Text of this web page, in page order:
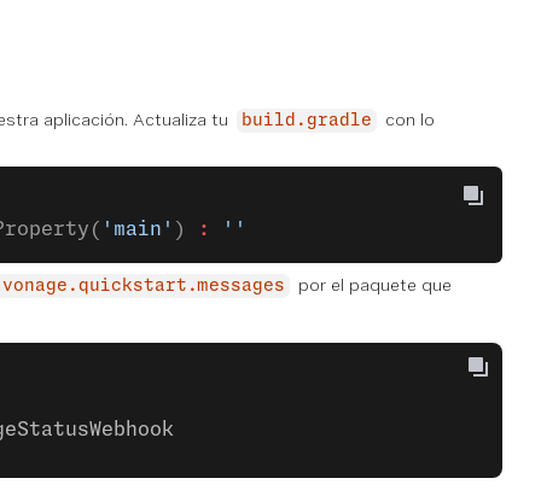
aplicación. Actualiza tu build.gradle con lo
'main' ) : ''
por el paquete que